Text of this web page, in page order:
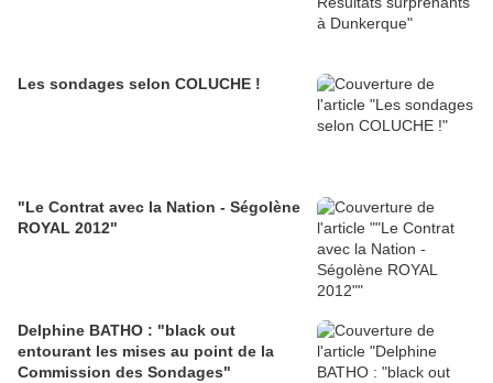
Les sondages selon COLUCHE !
"Le Contrat avec la Nation - Ségolène
ROYAL 2012"
Delphine BATHO : "black out
entourant les mises au point de la
Commission des Sondages"